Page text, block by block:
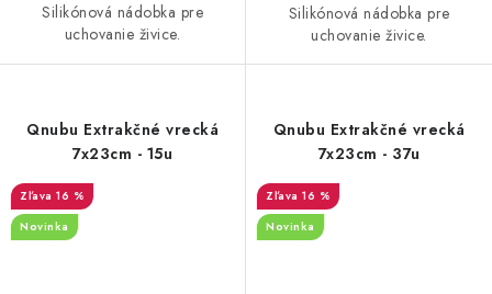
Silikónová nádobka pre
uchovanie živice.
Silikónová nádobka pre
uchovanie živice.
Qnubu Extrakčné vrecká
7x23cm - 15u
16 %
Novinka
Qnubu Extrakčné vrecká
7x23cm - 37u
16 %
Novinka